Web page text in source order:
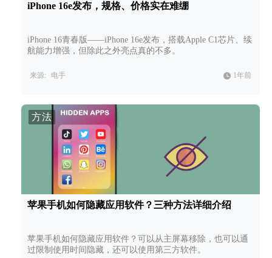
iPhone 16e发布，规格、价格实在难绷
iPhone 16青春版——iPhone 16e发布，搭载Apple C1芯片、续
航能力增强，但除此之外亮点真的不多。
来源: 电手 1年前
方法
苹果手机如何隐藏应用软件？三种方法详细介绍
苹果手机如何隐藏应用软件？可以从主屏幕移除，也可以通
过限制使用时间隐藏，还可以使用第三方软件。